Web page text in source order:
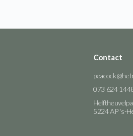
Contact
073 624
5224 AP 's-